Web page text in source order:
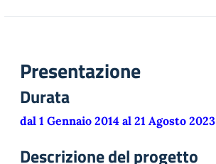
Presentazione
Durata
dal 1 Gennaio 2014 al 21 Agosto 2023
Descrizione del progetto